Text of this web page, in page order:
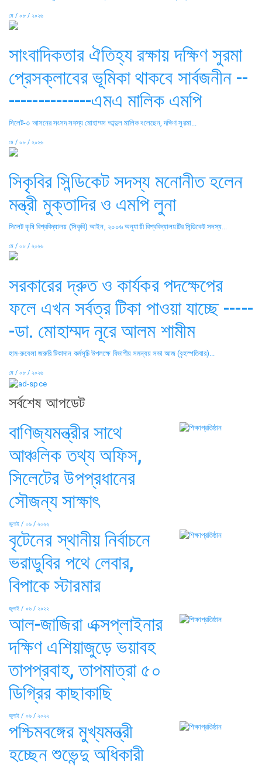
মে / ০৮ / ২০২৬
সাংবাদিকতার ঐতিহ্য রক্ষায় দক্ষিণ সুরমা
প্রেসক্লাবের ভূমিকা থাকবে সার্বজনীন --
--------------এমএ মালিক এমপি
সিলেট-৩ আসনের সংসদ সদস্য মোহাম্মদ আব্দুল মালিক বলেছেন, দক্ষিণ সুরমা...
মে / ০৮ / ২০২৬
সিকৃবির সিন্ডিকেট সদস্য মনোনীত হলেন
মন্ত্রী মুক্তাদির ও এমপি লুনা
সিলেট কৃষি বিশ্ববিদ্যালয় (সিকৃবি) আইন, ২০০৬ অনুযায়ী বিশ্ববিদ্যালয়টির সিন্ডিকেট সদস্য...
মে / ০৮ / ২০২৬
সরকারের দ্রুত ও কার্যকর পদক্ষেপের
ফলে এখন সর্বত্র টিকা পাওয়া যাচ্ছে -----
-ডা. মোহাম্মদ নূরে আলম শামীম
হাম-রুবেলা জরুরি টিকাদান কর্মসূচি উপলক্ষে বিভাগীয় সমন্বয় সভা আজ (বৃহস্পতিবার)...
মে / ০৮ / ২০২৬
সর্বশেষ আপডেট
বাণিজ্যমন্ত্রীর সাথে
আঞ্চলিক তথ্য অফিস,
সিলেটের উপপ্রধানের
সৌজন্য সাক্ষাৎ
জুলাই / ০৬ / ২০২২
বৃটেনের স্থানীয় নির্বাচনে
ভরাডুবির পথে লেবার,
বিপাকে স্টারমার
জুলাই / ০৬ / ২০২২
আল-জাজিরা এক্সপ্লাইনার
দক্ষিণ এশিয়াজুড়ে ভয়াবহ
তাপপ্রবাহ, তাপমাত্রা ৫০
ডিগ্রির কাছাকাছি
জুলাই / ০৬ / ২০২২
পশ্চিমবঙ্গের মুখ্যমন্ত্রী
হচ্ছেন শুভেন্দু অধিকারী